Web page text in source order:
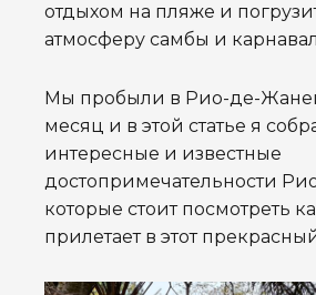
отдыхом на пляже и
атмосферу самбы и
Мы пробыли в Рио-де-
месяц и в этой статье я
интересные и известные
достопримечательности
которые стоит посмотреть
прилетает в этот